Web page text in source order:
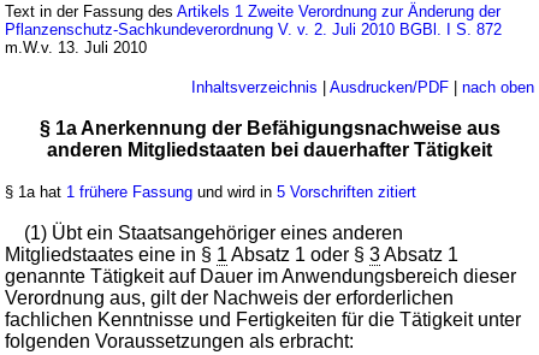
Text in der Fassung desArtikels 1 Zweite Verordnung zur Änderung der
Pflanzenschutz-Sachkundeverordnung V. v. 2. Juli 2010 BGBl. I S. 872
m.W.v. 13. Juli 2010
Inhaltsverzeichnis | Ausdrucken/PDF| nach oben
§ 1a Anerkennung der Befähigungsnachweise aus
anderen Mitgliedstaaten bei dauerhafter Tätigkeit
§ 1a hat 1 frühere Fassung und wird in5 Vorschriften zitiert
(1) Übt ein Staatsangehöriger eines anderen
Mitgliedstaates eine in § 1 Absatz 1 oder §3Absatz 1
genannte Tätigkeit auf Dauer im Anwendungsbereich dieser
Verordnung aus, gilt der Nachweis der erforderlichen
fachlichen Kenntnisse und Fertigkeiten für die Tätigkeit unter
folgenden Voraussetzungen als erbracht: